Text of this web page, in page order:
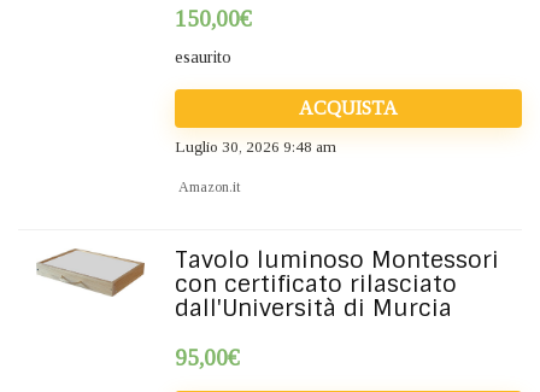
150,00€
esaurito
ACQUISTA
Luglio 30, 2026 9:48 am
Amazon.it
Tavolo luminoso Montessori
con certificato rilasciato
dall'Università di Murcia
95,00€